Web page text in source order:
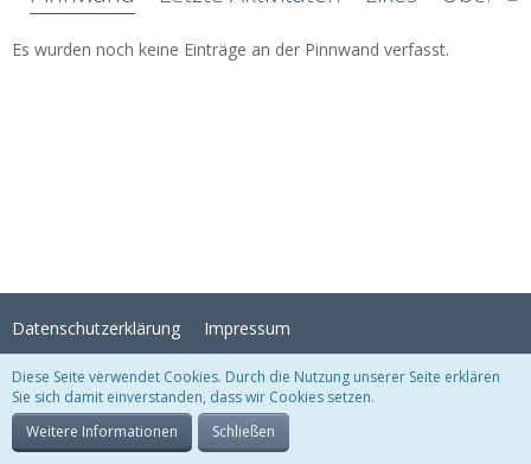
Es wurden noch keine Einträge an der Pinnwand verfasst.
Datenschutzerklärung Impressum
Stil:Crystal Temptation , erstellt vonKittMedia
Community-Software:
Diese Seite verwendet Cookies. Durch die Nutzung unserer Seite erklären
Sie sich damit einverstanden, dass wir Cookies setzen.
Weitere Informationen
Schließen